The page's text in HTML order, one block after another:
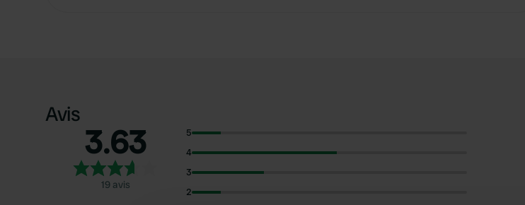
Avis
3.63
19 avis
5
4
3
2